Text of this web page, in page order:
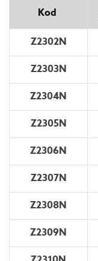
Kod
Z2302N
Z2303N
Z2304N
Z2305N
Z2306N
Z2307N
Z2308N
Z2309N